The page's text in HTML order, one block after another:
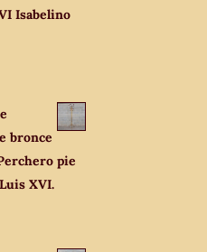
Isabelino
bronce
pie
XVI.